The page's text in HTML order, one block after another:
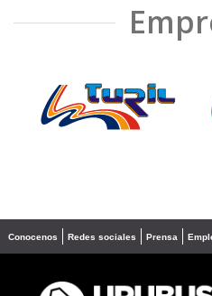
❮
Conocenos Redes sociales Prensa